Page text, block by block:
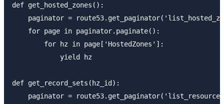
def get_hosted_zones():
paginator =
    for page in paginator.paginate():
        for hz in page['HostedZones']:
            yield hz
def get_record_sets(hz_id):
paginator =